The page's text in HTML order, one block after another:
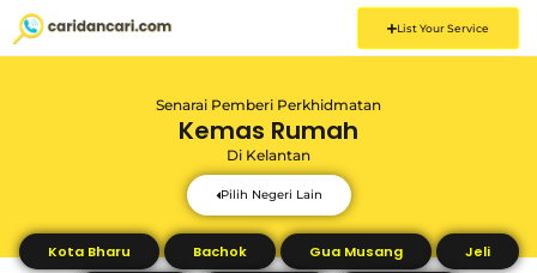
List Your Service
Senarai Pemberi Perkhidmatan
Kemas Rumah
Di Kelantan
Pilih Negeri Lain
Kota Bharu Bachok Gua Musang
Jeli